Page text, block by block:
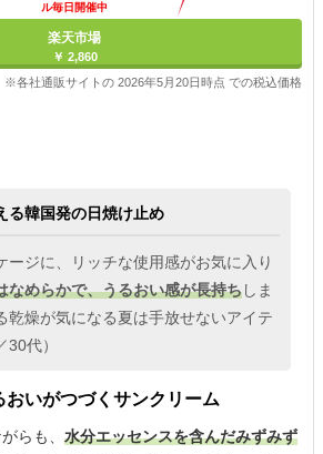
ル毎日開催中
楽天市場
￥ 2,860
※各社通販サイトの 2026年5月20日時点 での税込価格
る韓国発の日焼け止め
ージに、リッチな使用感がお気に入り
なめらかで、うるおい感が長持ちしま
乾燥が気になる夏は手放せないアイテ
代）
いがつづくサンクリーム
らも、 水分エッセンスを含んだみずみず